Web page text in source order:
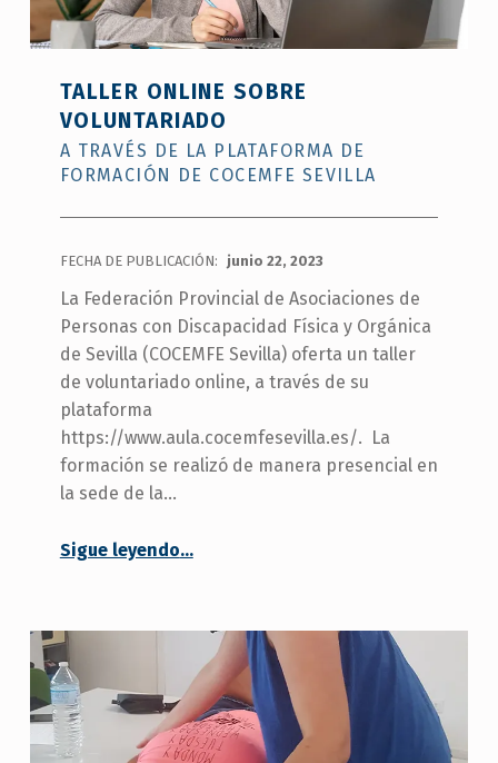
TALLER ONLINE SOBRE
VOLUNTARIADO
A TRAVÉS DE LA PLATAFORMA DE
FORMACIÓN DE COCEMFE SEVILLA
FECHA DE PUBLICACIÓN: junio 22, 2023
La Federación Provincial de Asociaciones de
Personas con Discapacidad Física y Orgánica
de Sevilla (COCEMFE Sevilla) oferta un taller
de voluntariado online, a través de su
plataforma
https://www.aula.cocemfesevilla.es/. La
formación se realizó de manera presencial en
la sede de la…
Sigue leyendoA
la
plataforma
de
formación
de
COCEMFE
…